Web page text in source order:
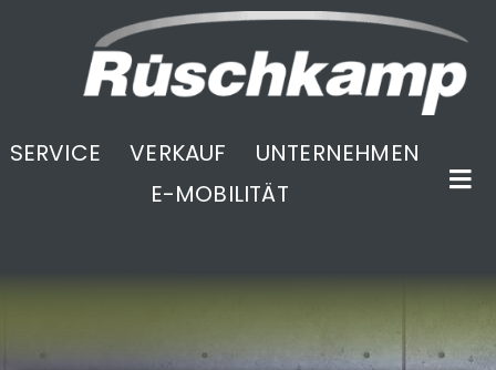
SERVICE VERKAUF
UNTERNEHMEN
E-MOBILITÄT
.